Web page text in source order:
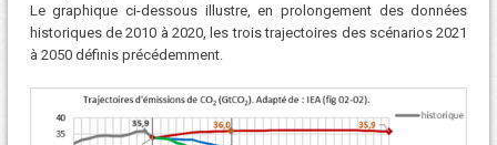
Le graphique ci-dessous illustre, en prolongement des données
historiques de 2010 à 2020, les trois trajectoires des scénarios 2021
à 2050 définis précédemment.